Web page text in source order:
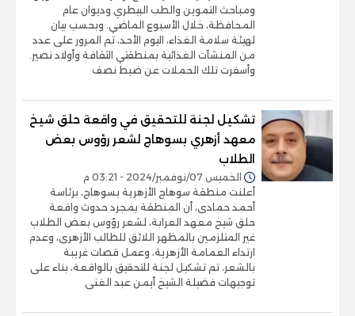
ومباحث التموين والطب البيطري وديوان عام
المحافظة، خلال الأسبوع الماضي. وبحسب بيان
لهيئة سلامة الغذاء، اليوم الأحد، تم المرور على عدد
من المنشآت الغذائية بمنطقتي الثقافة وأولاد نصير.
وأسفرت تلك الحملات عن ضبط نصف
تشكيل لجنة للتحقيق في واقعة حلق شيخ
معهد أزهري بسوهاج لشعر رؤوس بعض
الطلاب
الخميس 07/نوفمبر/2024 - 03:21 م
أعلنت منطقة سوهاج الأزهرية بسوهاج، برئاسة
أحمد حمادى، أن المنطقة بمجرد حدوث واقعة
حلق شيخ معهد العرابة، لشعر رؤوس بعض الطلاب
غير المتلزمين بالمظهر اللائق للطالب الأزهرى، وعدم
ارتداء العمامة الأزهرية، وعمل قصات غريبة
بالشعر، تم تشكيل لجنة للتحقيق بالواقعة، بناء على
توجيهات فضيلة الشيخ أيمن عبد الغنى